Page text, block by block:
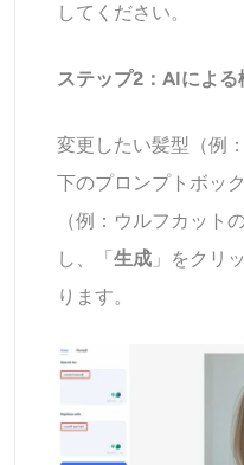
してください。
ステップ2：AIによる
変更したい髪型（例
下のプロンプトボッ
（例：ウルフカット
し、「生成 」をクリ
ります。